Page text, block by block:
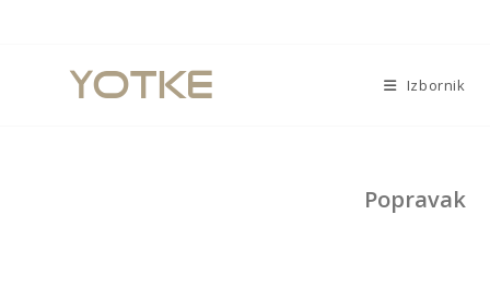
Izbornik
Popravak